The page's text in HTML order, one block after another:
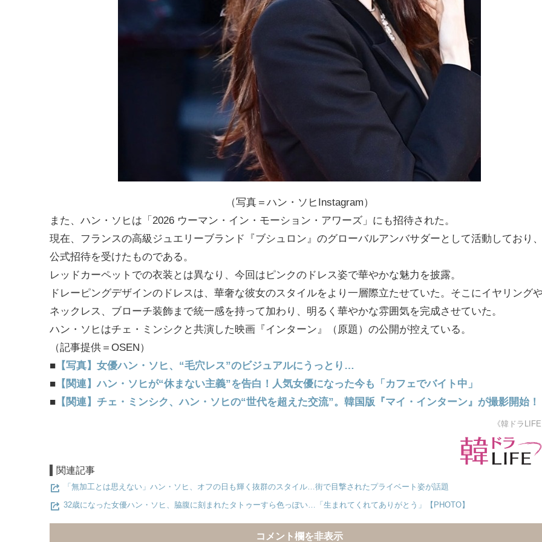
（写真＝ハン・ソヒInstagram）
また、ハン・ソヒは「2026 ウーマン・イン・モーション・アワーズ」にも招待された。
現在、フランスの高級ジュエリーブランド『ブシュロン』のグローバルアンバサダーとして活動しており
公式招待を受けたものである。
レッドカーペットでの衣装とは異なり、今回はピンクのドレス姿で華やかな魅力を披露。
ドレーピングデザインのドレスは、華奢な彼女のスタイルをより一層際立たせていた。そこにイヤリング
ネックレス、ブローチ装飾まで統一感を持って加わり、明るく華やかな雰囲気を完成させていた。
ハン・ソヒはチェ・ミンシクと共演した映画『インターン』（原題）の公開が控えている。
（記事提供＝OSEN）
■ 【写真】女優ハン・ソヒ、“毛穴レス”のビジュアルにうっとり…
■ 【関連】ハン・ソヒが“休まない主義”を告白！人気女優になった今も「カフェでバイト中」
■ 【関連】チェ・ミンシク、ハン・ソヒの“世代を超えた交流”。韓国版『マイ・インターン』が撮影開始！
《韓ドラ
関連記事
「無加工とは思えない」ハン・ソヒ、オフの日も輝く抜群のスタイル…街で目撃されたプライベート姿が話題
32歳になった女優ハン・ソヒ、脇腹に刻まれたタトゥーすら色っぽい…「生まれてくれてありがとう」【PHOTO】
コメント欄を非表示